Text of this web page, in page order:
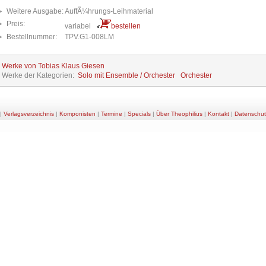
Weitere Ausgabe:AuffÃ¼hrungs-Leihmaterial
Preis:
variabel
bestellen
Bestellnummer:
TPV.G1-008LM
Werke von Tobias Klaus Giesen
Werke der Kategorien: Solo mit Ensemble / Orchester Orchester
Verlagsverzeichnis| Komponisten | Termine | Specials| Über Theophilius| Kontakt|